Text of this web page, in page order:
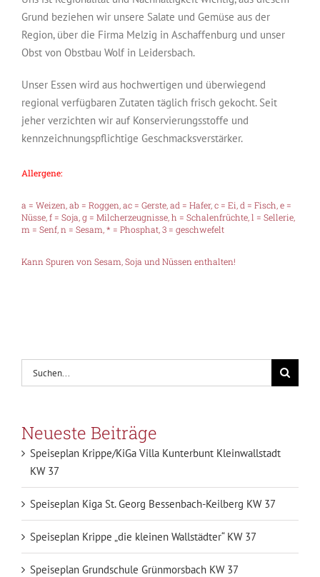
Grund beziehen wir unsere Salate und Gemüse aus der
Region, über die Firma Melzig in Aschaffenburg und unser
Obst von Obstbau Wolf in Leidersbach.
Unser Essen wird aus hochwertigen und überwiegend
regional verfügbaren Zutaten täglich frisch gekocht. Seit
jeher verzichten wir auf Konservierungsstoffe und
kennzeichnungspflichtige Geschmacksverstärker.
Allergene:
a = Weizen, ab = Roggen, ac = Gerste, ad = Hafer, c = Ei, d = Fisch, e =
Nüsse, f = Soja, g = Milcherzeugnisse, h = Schalenfrüchte, l = Sellerie,
m = Senf, n = Sesam, * = Phosphat, 3 = geschwefelt
Kann Spuren von Sesam, Soja und Nüssen enthalten!
Suche
nach:
Neueste Beiträge
Speiseplan Krippe/KiGa Villa Kunterbunt Kleinwallstadt
KW 37
Speiseplan Kiga St. Georg Bessenbach-Keilberg KW 37
Speiseplan Krippe „die kleinen Wallstädter“ KW 37
Speiseplan Grundschule Grünmorsbach KW 37